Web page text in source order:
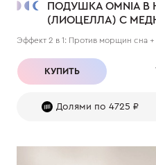
ПОДУШКА OMNIA В
(ЛИОЦЕЛЛА) С
Эффект 2 в 1: Против морщин сна
КУПИТЬ
Долями по 4725 ₽